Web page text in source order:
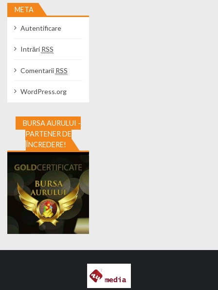
META
Autentificare
Intrări RSS
Comentarii RSS
WordPress.org
BURSA AURULUI -
PARTENER DE
ÎNCREDERE!